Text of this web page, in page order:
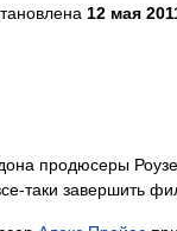
12 мая
продюсеры
таки завершить